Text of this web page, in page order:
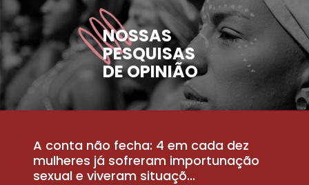
NOSSAS
PESQUISAS
DE OPINIÃO
A conta não fecha: 4 em cada dez
mulheres já sofreram importunação
sexual e viveram situaçõ...